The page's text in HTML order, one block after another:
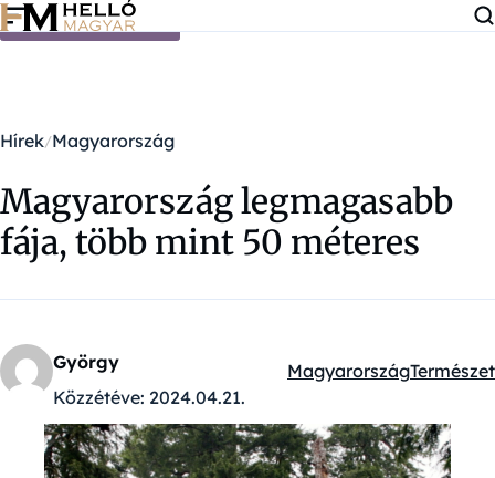
Ugrás a tartalomra
Hírek Magyarország
Magyarország legmagasabb
fája, több mint 50 méteres
György
Közzétéve: 2024.04.21.
Kategóriák:
MagyarországTermészet